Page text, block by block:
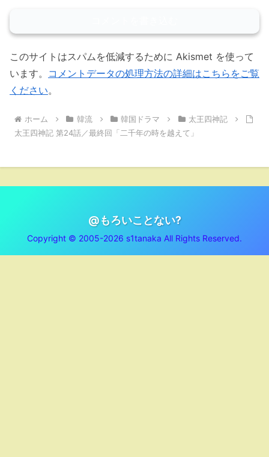
このサイトはスパムを低減するために Akismet を使って
います。 コメントデータの処理方法の詳細はこちらをご覧
ください。
ホーム 韓流 韓国ドラマ
太王四神記
太王四神記 第24話／最終回「二千年の時を越えて」
@もろいことない?
Copyright © 2005-2026 s1tanaka All Rights Reserved.